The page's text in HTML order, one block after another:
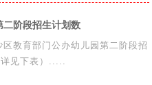
阶段招生计划数
区教育部门公办幼儿园第二阶段招
见下表）.....